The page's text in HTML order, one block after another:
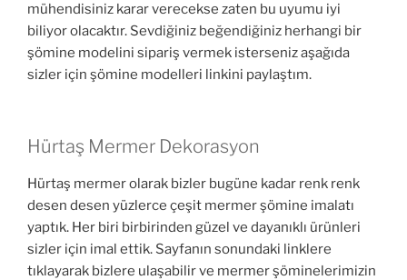
mühendisiniz karar verecekse zaten bu uyumu iyi
biliyor olacaktır. Sevdiğiniz beğendiğiniz herhangi bir
şömine modelini sipariş vermek isterseniz aşağıda
sizler için şömine modelleri linkini paylaştım.
Hürtaş Mermer Dekorasyon
Hürtaş mermer olarak bizler bugüne kadar renk renk
desen desen yüzlerce çeşit mermer şömine imalatı
yaptık. Her biri birbirinden güzel ve dayanıklı ürünleri
sizler için imal ettik. Sayfanın sonundaki linklere
tıklayarak bizlere ulaşabilir ve mermer şöminelerimizin